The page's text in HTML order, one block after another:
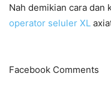
Nah demikian cara dan
operator seluler XL
Facebook Comments